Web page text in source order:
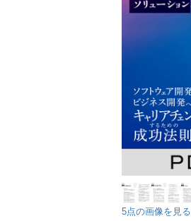
5点の画像を見る